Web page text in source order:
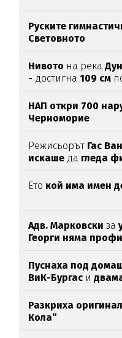
Руските
Световното
Нивото на река
- достигна109 см
НАП откри 700
Черноморие
Режисьорът Гас
искаше да гледа
Ето кой има имен
Адв. Марковски за
Георги няма
Пуснаха под
ВиК-Бургас и
Разкриха
Кола“